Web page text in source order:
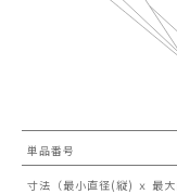
単品番号
寸法（最小直径(縦) ｘ 最大